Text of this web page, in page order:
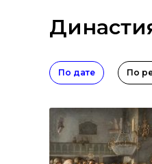
По дате По